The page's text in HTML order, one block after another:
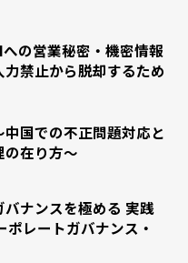
への営業秘密・機密情報
禁止から脱却するため
国での不正問題対応と
の在り方～
バナンスを極める 実践
レートガバナンス・